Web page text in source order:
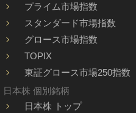
プライム市場指数
スタンダード市場指数
グロース市場指数
TOPIX
東証グロース市場250指数
日本株 個別銘柄
日本株 トップ